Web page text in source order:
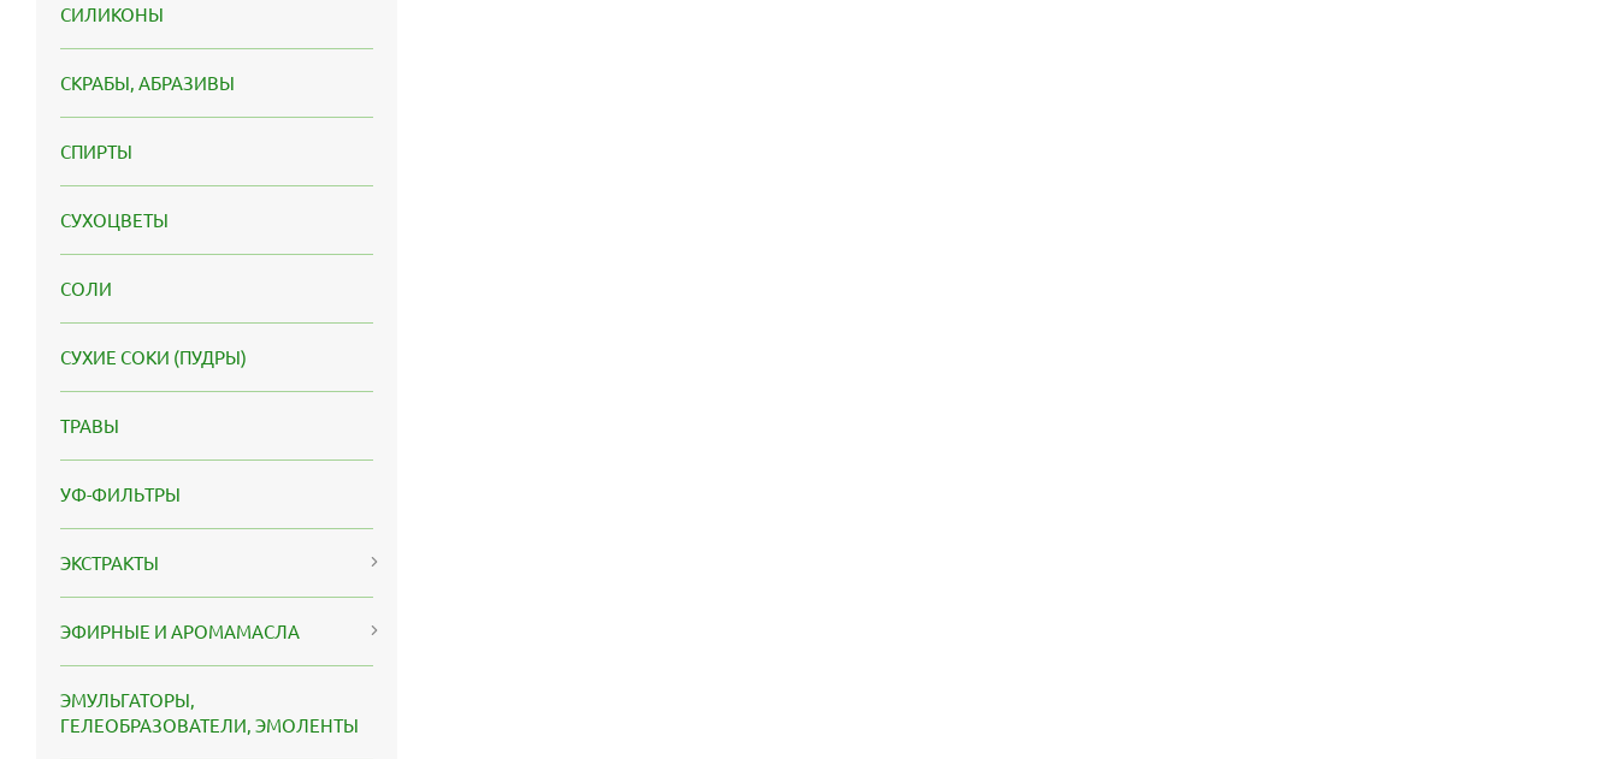
СИЛИКОНЫ
СКРАБЫ, АБРАЗИВЫ
СПИРТЫ
СУХОЦВЕТЫ
СОЛИ
СУХИЕ СОКИ (ПУДРЫ)
ТРАВЫ
УФ-ФИЛЬТРЫ
ЭКСТРАКТЫ
ЭФИРНЫЕ И АРОМАМАСЛА
ЭМУЛЬГАТОРЫ,
ГЕЛЕОБРАЗОВАТЕЛИ, ЭМОЛЕНТЫ